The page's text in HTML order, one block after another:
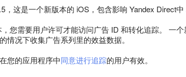
Direct Commander
，这是一个新版本的 iOS，包含影响 Yandex Direct中
您需要用户许可才能访问广告 ID 和转化追踪。 一
情况下收集广告系列里的效益数据。
您的应用程序中同意进行追踪的用户有效。